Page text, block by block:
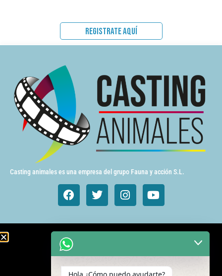
REGISTRATE AQUÍ
Casting animales es una empresa del grupo Fauna y acción S.L.
Animales de cine y TV